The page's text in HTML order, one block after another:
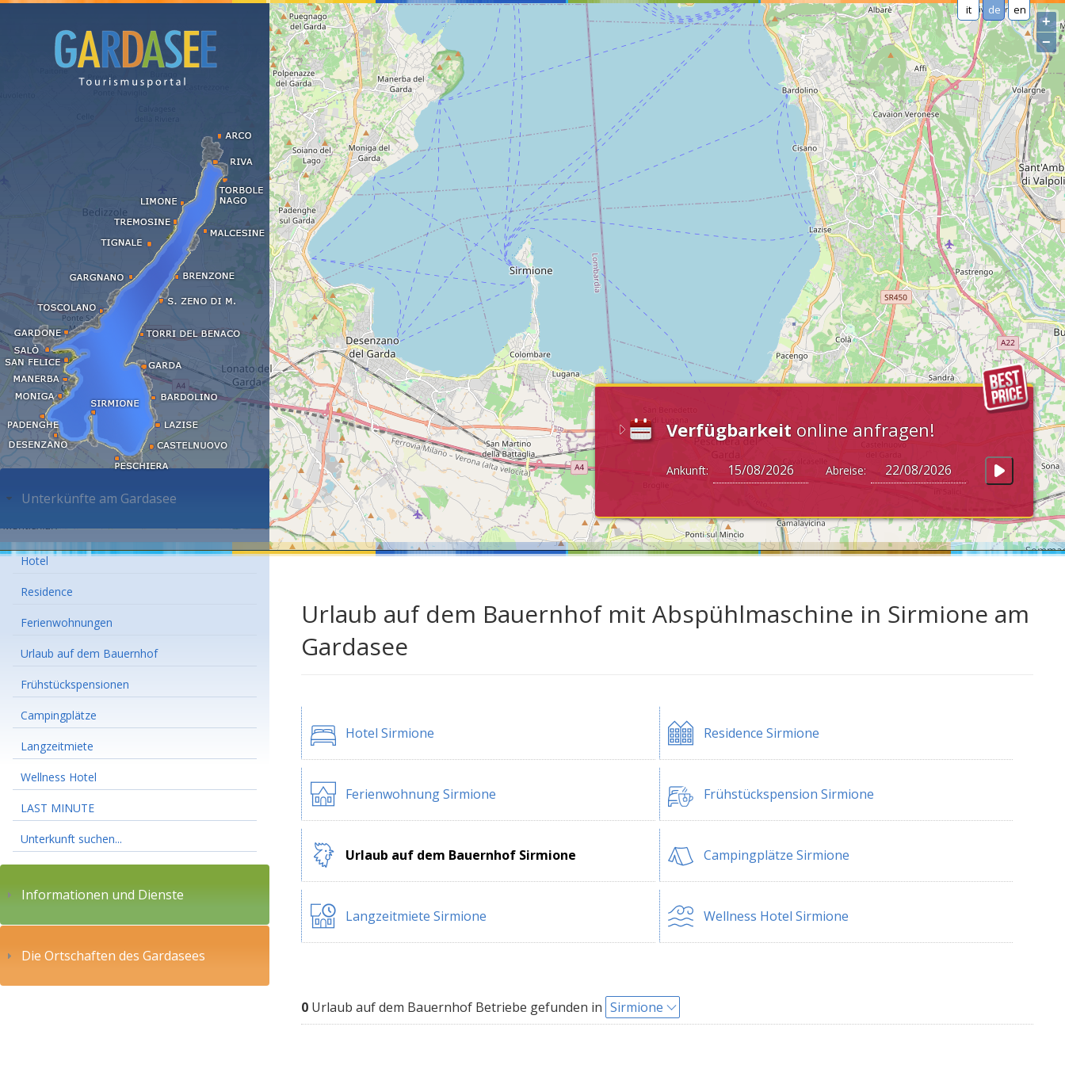
it de en
Verfügbarkeit online anfragen!
Ankunft: Abreise:
+
−
Unterkünfte am Gardasee
Hotel
Residence
Ferienwohnungen
Urlaub auf dem Bauernhof
Frühstückspensionen
Campingplätze
Langzeitmiete
Wellness Hotel
LAST MINUTE
Unterkunft suchen...
Informationen und Dienste
Die Ortschaften des Gardasees
Urlaub auf dem Bauernhof mit Abspühlmaschine in Sirmione am
Gardasee
Hotel Sirmione Residence Sirmione
Ferienwohnung Sirmione Frühstückspension Sirmione
Urlaub auf dem Bauernhof Sirmione Campingplätze Sirmione
Langzeitmiete Sirmione Wellness Hotel Sirmione
0 Urlaub auf dem Bauernhof Betriebe gefunden in Sirmione